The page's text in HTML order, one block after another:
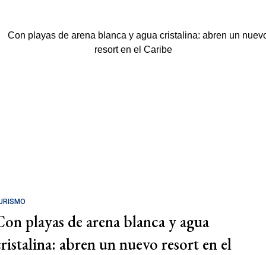
playas de arena blanca y agua
abren un nuevo resort en el